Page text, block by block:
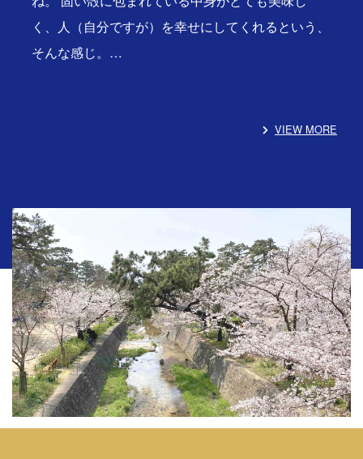
く、人（自分ですが）を幸せにしてくれるという、
そんな感じ。…
VIEW MORE